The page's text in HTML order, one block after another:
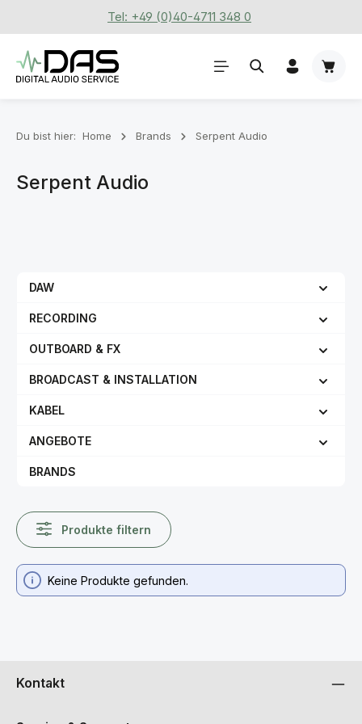
Zum Hauptinhalt springenTel: +49 (0)40-4711 348 0
Du bist hier: Home Brands Serpent Audio
Serpent Audio
DAW
RECORDING
OUTBOARD & FX
BROADCAST & INSTALLATION
KABEL
ANGEBOTE
BRANDS
Produkte filtern
Keine Produkte gefunden.
Kontakt